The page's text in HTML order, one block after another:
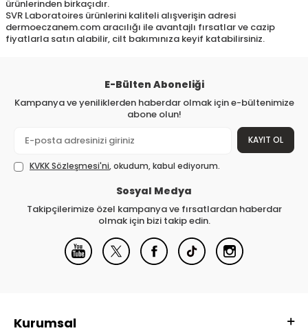
ürünlerinden birkaçıdır.
SVR Laboratoires ürünlerini kaliteli alışverişin adresi
dermoeczanem.com aracılığı ile avantajlı fırsatlar ve cazip
fiyatlarla satın alabilir, cilt bakımınıza keyif katabilirsiniz.
E-Bülten Aboneliği
Kampanya ve yeniliklerden haberdar olmak için e-bültenimize
abone olun!
KAYIT OL
KVKK Sözleşmesi'ni, okudum, kabul ediyorum.
Sosyal Medya
Takipçilerimize özel kampanya ve fırsatlardan haberdar
olmak için bizi takip edin.
Kurumsal